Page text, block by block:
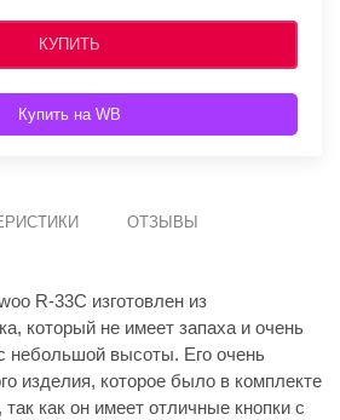
КУПИТЬ
Купить на WB
ОТЗЫВЫ
R-33C изготовлен из
который не имеет запаха и очень
небольшой высоты. Его очень
изделия, которое было в комплекте
как он имеет отличные кнопки с